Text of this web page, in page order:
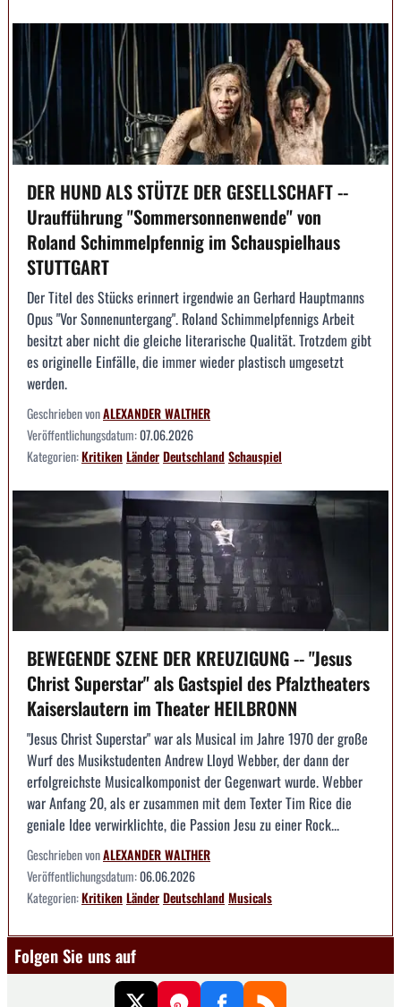
DER HUND ALS STÜTZE DER GESELLSCHAFT --
Uraufführung "Sommersonnenwende" von
Roland Schimmelpfennig im Schauspielhaus
STUTTGART
Der Titel des Stücks erinnert irgendwie an Gerhard Hauptmanns
Opus "Vor Sonnenuntergang". Roland Schimmelpfennigs Arbeit
besitzt aber nicht die gleiche literarische Qualität. Trotzdem gibt
es originelle Einfälle, die immer wieder plastisch umgesetzt
werden.
Geschrieben vonALEXANDER WALTHER
Veröffentlichungsdatum:07.06.2026
Kategorien:KritikenLänderDeutschlandSchauspiel
BEWEGENDE SZENE DER KREUZIGUNG -- "Jesus
Christ Superstar" als Gastspiel des Pfalztheaters
Kaiserslautern im Theater HEILBRONN
"Jesus Christ Superstar" war als Musical im Jahre 1970 der große
Wurf des Musikstudenten Andrew Lloyd Webber, der dann der
erfolgreichste Musicalkomponist der Gegenwart wurde. Webber
war Anfang 20, als er zusammen mit dem Texter Tim Rice die
geniale Idee verwirklichte, die Passion Jesu zu einer Rock...
Geschrieben vonALEXANDER WALTHER
Veröffentlichungsdatum:06.06.2026
Kategorien:KritikenLänderDeutschlandMusicals
Folgen Sie uns auf